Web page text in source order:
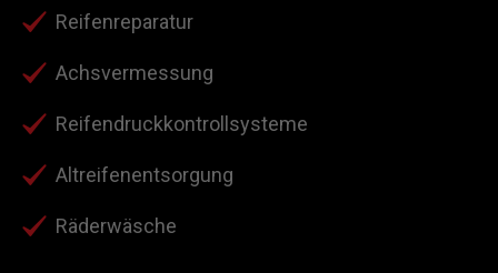
Reifenreparatur
Achsvermessung
Reifendruckkontrollsysteme
Altreifenentsorgung
Räderwäsche